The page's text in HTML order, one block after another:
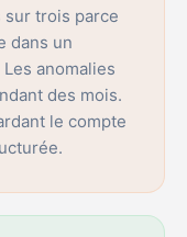
trois parce
dans un
anomalies
des mois.
le compte